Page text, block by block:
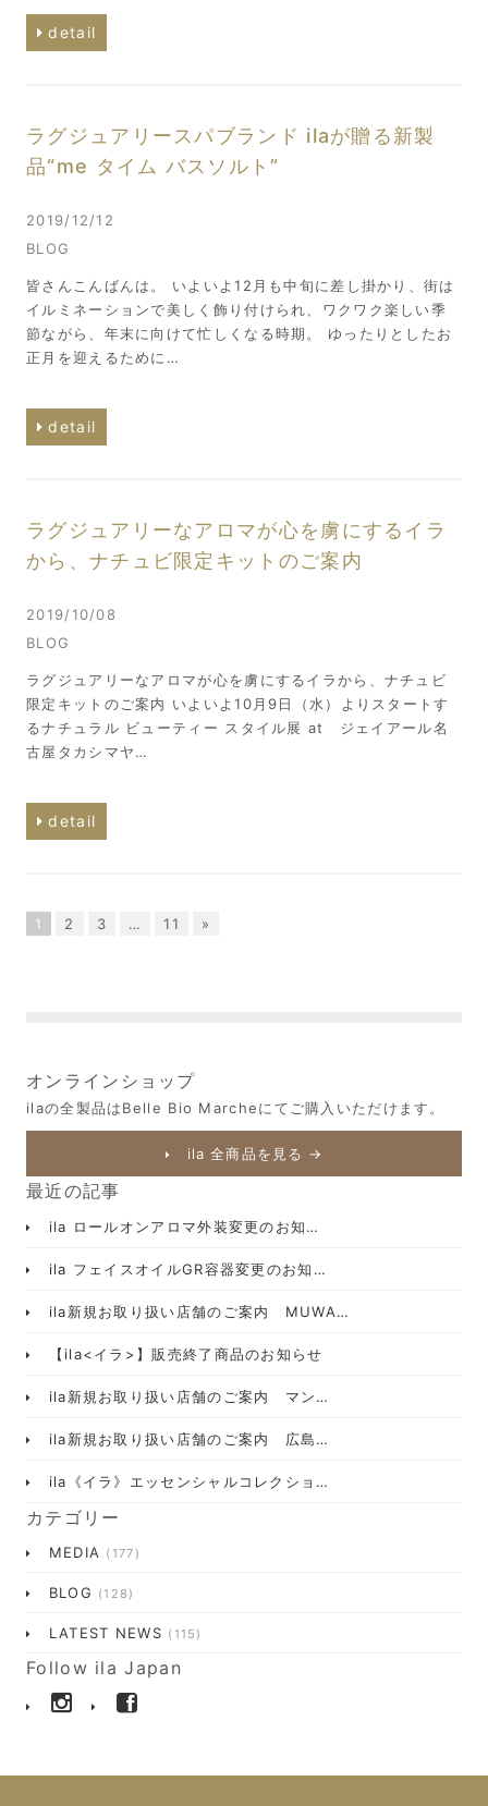
detail
ラグジュアリースパブランド ilaが贈る新製
品“me タイム バスソルト”
2019/12/12
BLOG
皆さんこんばんは。 いよいよ12月も中旬に差し掛かり、街は
イルミネーションで美しく飾り付けられ、ワクワク楽しい季
節ながら、年末に向けて忙しくなる時期。 ゆったりとしたお
正月を迎えるために…
detail
ラグジュアリーなアロマが心を虜にするイラ
から、ナチュビ限定キットのご案内
2019/10/08
BLOG
ラグジュアリーなアロマが心を虜にするイラから、ナチュビ
限定キットのご案内 いよいよ10月9日（水）よりスタートす
るナチュラル ビューティー スタイル展 at ジェイアール名
古屋タカシマヤ…
detail
1 2 3 … 11 »
オンラインショップ
ilaの全製品はBelle Bio Marcheにてご購入いただけます。
ila 全商品を見る →
最近の記事
ila ロールオンアロマ外装変更のお知…
ila フェイスオイルGR容器変更のお知…
ila新規お取り扱い店舗のご案内 MUWA…
【ila<イラ>】販売終了商品のお知らせ
ila新規お取り扱い店舗のご案内 マン…
ila新規お取り扱い店舗のご案内 広島…
ila《イラ》エッセンシャルコレクショ…
カテゴリー
MEDIA (177)
BLOG (128)
LATEST NEWS (115)
Follow ila Japan